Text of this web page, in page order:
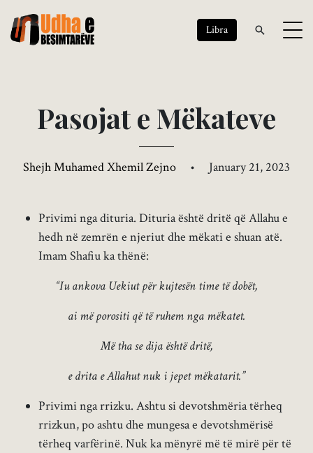
Libra
Pasojate Mëkateve
Shejh Muhamed Xhemil Zejno • January 21, 2023
Privimi nga dituria. Dituria është dritë që Allahu e
hedh në zemrën e njeriut dhe mëkati e shuan atë.
Imam Shafiu ka thënë:
“Iu ankova Uekiut për kujtesën time të dobët,
ai më porositi që të ruhem nga mëkatet.
Më tha se dija është dritë,
e drita e Allahut nuk i jepet mëkatarit.”
Privimi nga rrizku. Ashtu si devotshmëria tërheq
rrizkun, po ashtu dhe mungesa e devotshmërisë
tërheq varfërinë. Nuk ka mënyrë më të mirë për të